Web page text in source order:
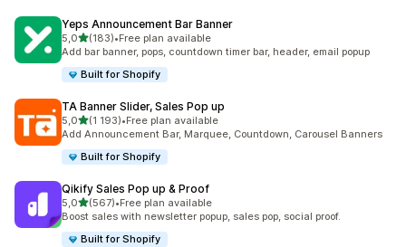
Yeps Announcement Bar Banner
5,0z 5 hvězd
(183)
Celkový počet recenzí: 183
•Free plan available
Add bar banner, pops, countdown timer bar, header, email popup
Built for Shopify
TA Banner Slider, Sales Pop up
5,0z 5 hvězd
(1 193)
Celkový počet recenzí: 1193
•Free plan available
Add Announcement Bar, Marquee, Countdown, Carousel Banners
Built for Shopify
Qikify Sales Pop up & Proof
5,0z 5 hvězd
(567)
Celkový počet recenzí: 567
•Free plan available
Boost sales with newsletter popup, sales pop, social proof.
Built for Shopify